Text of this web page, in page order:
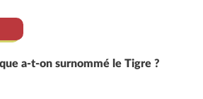
a-t-on surnommé le Tigre ?